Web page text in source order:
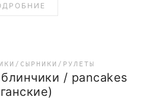
СЫРНИКИ/РУЛЕТЫ
/ pancakes